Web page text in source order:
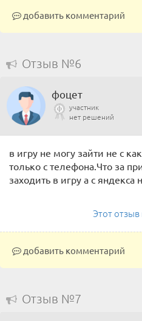
добавить комментарий
Отзыв №6
фоцет
участник
нет решений
в игру не могу зайти не с
только с телефона.Что за
заходить в игру а с яндекса
Этот
добавить комментарий
Отзыв №7